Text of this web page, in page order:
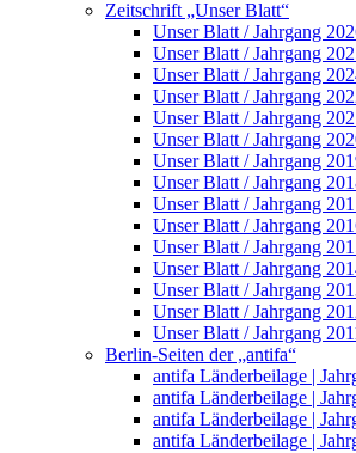
Zeitschrift „Unser Blatt“
Unser Blatt / Jahrgang
Unser Blatt / Jahrgang
Unser Blatt / Jahrgang
Unser Blatt / Jahrgang
Unser Blatt / Jahrgang
Unser Blatt / Jahrgang
Unser Blatt / Jahrgang
Unser Blatt / Jahrgang
Unser Blatt / Jahrgang
Unser Blatt / Jahrgang
Unser Blatt / Jahrgang
Unser Blatt / Jahrgang
Unser Blatt / Jahrgang
Unser Blatt / Jahrgang
Unser Blatt / Jahrgang
Berlin-Seiten der „antifa“
antifa Länderbeilage |
antifa Länderbeilage |
antifa Länderbeilage |
antifa Länderbeilage |